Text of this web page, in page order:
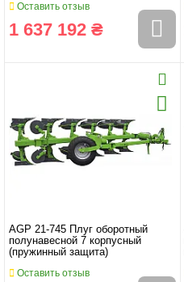
Оставить отзыв
1 637 192 ₴
AGP 21-745 Плуг оборотный
полунавесной 7 корпусный
(пружинный защита)
Оставить отзыв